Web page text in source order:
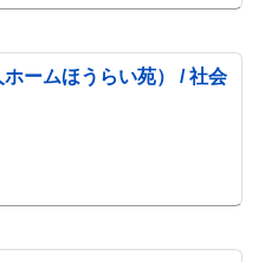
ームほうらい苑） / 社会